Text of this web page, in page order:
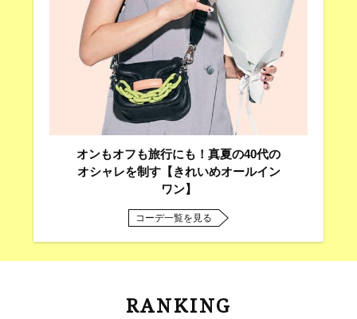
オンもオフも旅行にも！真夏の40代の
オシャレを制す【きれいめオールイン
ワン】
コーデ一覧を見る
RANKING